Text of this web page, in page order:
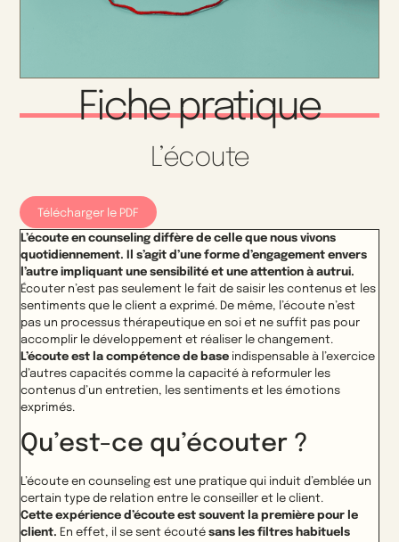
Fiche pratique
L’écoute
Télécharger le PDF
L’écoute en counseling diffère de celle que nous vivons
quotidiennement. Il s’agit d’une forme d’engagement envers
l’autre impliquant une sensibilité et une attention à autrui.
Écouter n’est pas seulement le fait de saisir les contenus et les
sentiments que le client a exprimé. De même, l’écoute n’est
pas un processus thérapeutique en soi et ne suffit pas pour
accomplir le développement et réaliser le changement.
L’écoute est la compétence de base indispensable à l’exercice
d’autres capacités comme la capacité à reformuler les
contenus d’un entretien, les sentiments et les émotions
exprimés.
Qu’est-ce qu’écouter ?
L’écoute en counseling est une pratique qui induit d’emblée un
certain type de relation entre le conseiller et le client.
Cette expérience d’écoute est souvent la première pour le
client. En effet, il se sent écoutésans les filtres habituels